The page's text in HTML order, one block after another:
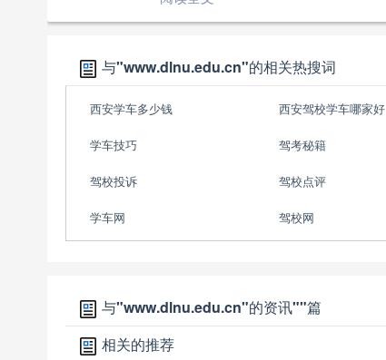
与"www.dlnu.edu.cn"的相关热搜词
西安学车多少钱 西安驾校学车哪家好
学车技巧 驾考秘籍
驾校投诉 驾校点评
学车网 驾校网
与"www.dlnu.edu.cn"的资讯""篇
相关的推荐